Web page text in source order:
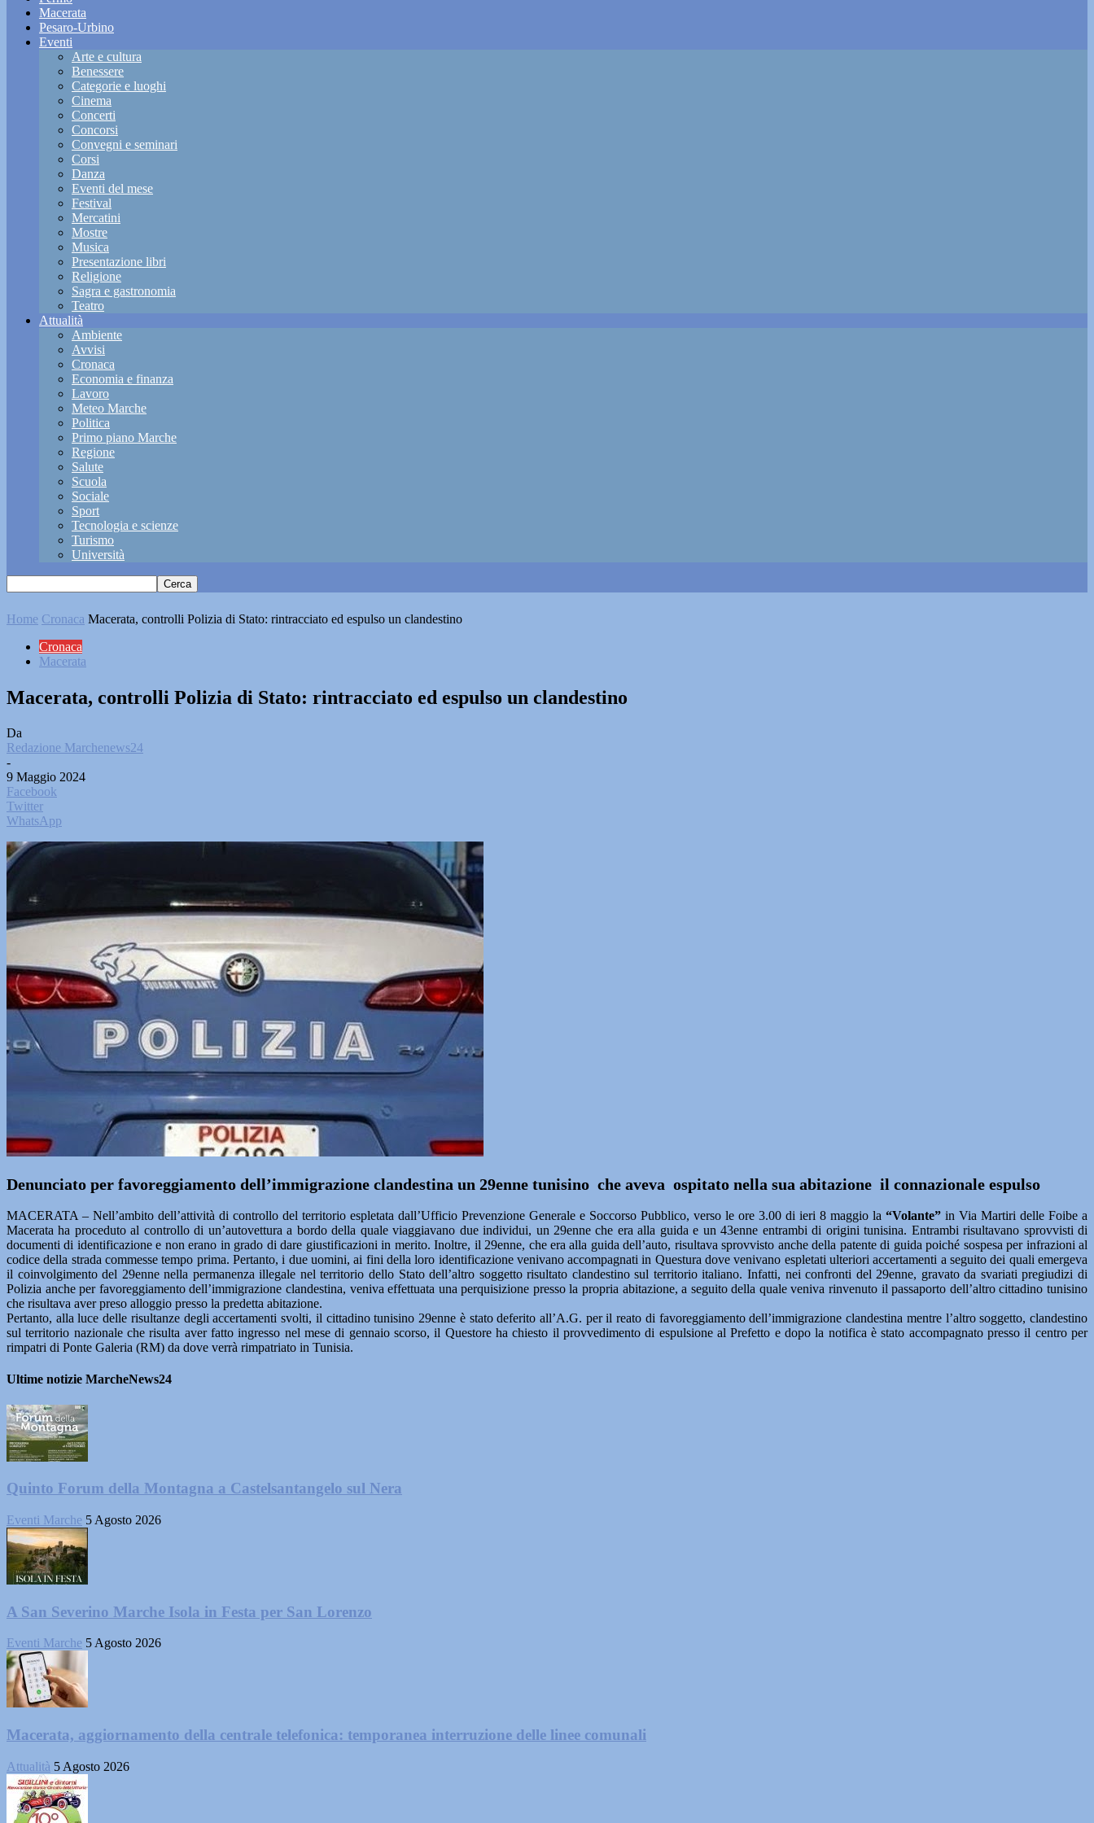
Macerata
Pesaro-Urbino
Eventi
Arte e cultura
Benessere
Categorie e luoghi
Cinema
Concerti
Concorsi
Convegni e seminari
Corsi
Danza
Eventi del mese
Festival
Mercatini
Mostre
Musica
Presentazione libri
Religione
Sagra e gastronomia
Teatro
Attualità
Ambiente
Avvisi
Cronaca
Economia e finanza
Lavoro
Meteo Marche
Politica
Primo piano Marche
Regione
Salute
Scuola
Sociale
Sport
Tecnologia e scienze
Turismo
Università
Home Cronaca Macerata, controlli Polizia di Stato: rintracciato ed espulso un clandestino
Cronaca
Macerata
Macerata, controlli Polizia di Stato: rintracciato ed espulso un clandestino
Da
Redazione Marchenews24
-
9 Maggio 2024
Facebook
Twitter
WhatsApp
Denunciato per favoreggiamento dell’immigrazione clandestina un 29enne tunisino che aveva ospitato nella sua abitazione il connazionale espulso
MACERATA – Nell’ambito dell’attività di controllo del territorio espletata dall’Ufficio Prevenzione Generale e Soccorso Pubblico, verso le ore 3.00 di ieri 8 maggio la “Volante” in Via Martiri delle Foibe a
Macerata ha proceduto al controllo di un’autovettura a bordo della quale viaggiavano due individui, un 29enne che era alla guida e un 43enne entrambi di origini tunisina. Entrambi risultavano sprovvisti di
documenti di identificazione e non erano in grado di dare giustificazioni in merito. Inoltre, il 29enne, che era alla guida dell’auto, risultava sprovvisto anche della patente di guida poiché sospesa per infrazioni al
codice della strada commesse tempo prima. Pertanto, i due uomini, ai fini della loro identificazione venivano accompagnati in Questura dove venivano espletati ulteriori accertamenti a seguito dei quali emergeva
il coinvolgimento del 29enne nella permanenza illegale nel territorio dello Stato dell’altro soggetto risultato clandestino sul territorio italiano. Infatti, nei confronti del 29enne, gravato da svariati pregiudizi di
Polizia anche per favoreggiamento dell’immigrazione clandestina, veniva effettuata una perquisizione presso la propria abitazione, a seguito della quale veniva rinvenuto il passaporto dell’altro cittadino tunisino
che risultava aver preso alloggio presso la predetta abitazione.
Pertanto, alla luce delle risultanze degli accertamenti svolti, il cittadino tunisino 29enne è stato deferito all’A.G. per il reato di favoreggiamento dell’immigrazione clandestina mentre l’altro soggetto, clandestino
sul territorio nazionale che risulta aver fatto ingresso nel mese di gennaio scorso, il Questore ha chiesto il provvedimento di espulsione al Prefetto e dopo la notifica è stato accompagnato presso il centro per
rimpatri di Ponte Galeria (RM) da dove verrà rimpatriato in Tunisia.
Ultime notizie MarcheNews24
Quinto Forum della Montagna a Castelsantangelo sul Nera
Eventi Marche 5 Agosto 2026
A San Severino Marche Isola in Festa per San Lorenzo
Eventi Marche 5 Agosto 2026
Macerata, aggiornamento della centrale telefonica: temporanea interruzione delle linee comunali
Attualità 5 Agosto 2026